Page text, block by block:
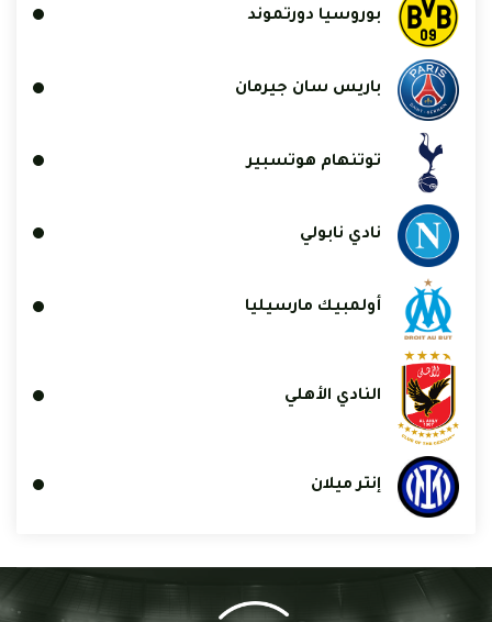
بوروسيا دورتموند
باريس سان جيرمان
توتنهام هوتسبير
نادي نابولي
أولمبيك مارسيليا
النادي الأهلي
إنتر ميلان